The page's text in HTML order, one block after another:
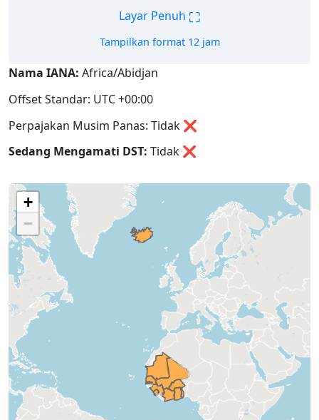
Layar Penuh ⛶
Tampilkan format 12 jam
Nama IANA: Africa/Abidjan
Offset Standar: UTC +00:00
Perpajakan Musim Panas: Tidak ❌
Sedang Mengamati DST: Tidak ❌
+
−